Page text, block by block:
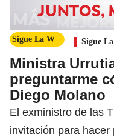
Sigue La W Sigue
Ministra
preguntarme
Diego Molano
El exministro de las
invitación para